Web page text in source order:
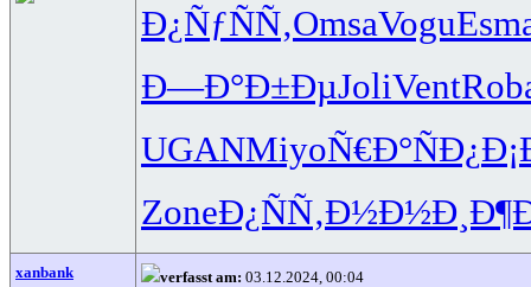
Ð¿ÑƒÑÑ‚OmsaVogu
Ð—Ð°Ð±ÐµJoliVent
UGANMiyoÑ€Ð°ÑÐ¿
ZoneÐ¿ÑÑ‚Ð½
xanbank verfasst am: 03.12.2024, 00:04